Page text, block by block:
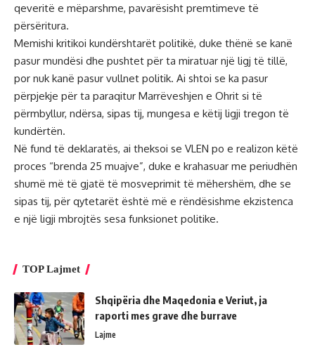
qeveritë e mëparshme, pavarësisht premtimeve të
përsëritura.
Memishi kritikoi kundërshtarët politikë, duke thënë se kanë
pasur mundësi dhe pushtet për ta miratuar një ligj të tillë,
por nuk kanë pasur vullnet politik. Ai shtoi se ka pasur
përpjekje për ta paraqitur Marrëveshjen e Ohrit si të
përmbyllur, ndërsa, sipas tij, mungesa e këtij ligji tregon të
kundërtën.
Në fund të deklaratës, ai theksoi se VLEN po e realizon këtë
proces “brenda 25 muajve”, duke e krahasuar me periudhën
shumë më të gjatë të mosveprimit të mëhershëm, dhe se
sipas tij, për qytetarët është më e rëndësishme ekzistenca
e një ligji mbrojtës sesa funksionet politike.
TOP Lajmet
Shqipëria dhe Maqedonia e Veriut, ja
raporti mes grave dhe burrave
Lajme